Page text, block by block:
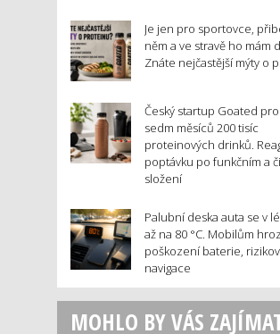
Je jen pro sportovce,
něm a ve stravě ho mám
Znáte nejčastější mýty o
Český startup Goated
sedm měsíců 200 tisíc
proteinových drinků.
poptávku po funkčním a
složení
Palubní deska auta se v
až na 80 °C. Mobilům
poškození baterie,
navigace
MOHLO BY VÁS